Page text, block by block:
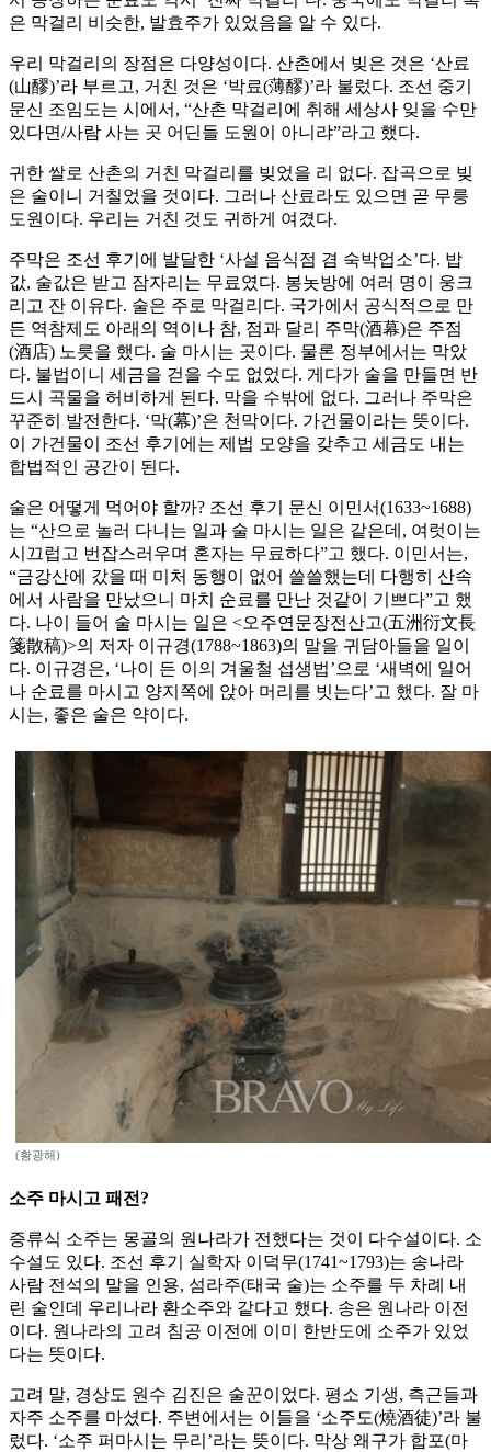
은 막걸리 비슷한, 발효주가 있었음을 알 수 있다.
우리 막걸리의 장점은 다양성이다. 산촌에서 빚은 것은 ‘산료
(山醪)’라 부르고, 거친 것은 ‘박료(薄醪)’라 불렀다. 조선 중기
문신 조임도는 시에서, “산촌 막걸리에 취해 세상사 잊을 수만
있다면/사람 사는 곳 어딘들 도원이 아니랴”라고 했다.
귀한 쌀로 산촌의 거친 막걸리를 빚었을 리 없다. 잡곡으로 빚
은 술이니 거칠었을 것이다. 그러나 산료라도 있으면 곧 무릉
도원이다. 우리는 거친 것도 귀하게 여겼다.
주막은 조선 후기에 발달한 ‘사설 음식점 겸 숙박업소’다. 밥
값, 술값은 받고 잠자리는 무료였다. 봉놋방에 여러 명이 웅크
리고 잔 이유다. 술은 주로 막걸리다. 국가에서 공식적으로 만
든 역참제도 아래의 역이나 참, 점과 달리 주막(酒幕)은 주점
(酒店) 노릇을 했다. 술 마시는 곳이다. 물론 정부에서는 막았
다. 불법이니 세금을 걷을 수도 없었다. 게다가 술을 만들면 반
드시 곡물을 허비하게 된다. 막을 수밖에 없다. 그러나 주막은
꾸준히 발전한다. ‘막(幕)’은 천막이다. 가건물이라는 뜻이다.
이 가건물이 조선 후기에는 제법 모양을 갖추고 세금도 내는
합법적인 공간이 된다.
술은 어떻게 먹어야 할까? 조선 후기 문신 이민서(1633~1688)
는 “산으로 놀러 다니는 일과 술 마시는 일은 같은데, 여럿이는
시끄럽고 번잡스러우며 혼자는 무료하다”고 했다. 이민서는,
“금강산에 갔을 때 미처 동행이 없어 쓸쓸했는데 다행히 산속
에서 사람을 만났으니 마치 순료를 만난 것같이 기쁘다”고 했
다. 나이 들어 술 마시는 일은 <오주연문장전산고(五洲衍文長
箋散稿)>의 저자 이규경(1788~1863)의 말을 귀담아들을 일이
다. 이규경은, ‘나이 든 이의 겨울철 섭생법’으로 ‘새벽에 일어
나 순료를 마시고 양지쪽에 앉아 머리를 빗는다’고 했다. 잘 마
시는, 좋은 술은 약이다.
(황광해)
소주 마시고 패전?
증류식 소주는 몽골의 원나라가 전했다는 것이 다수설이다. 소
수설도 있다. 조선 후기 실학자 이덕무(1741~1793)는 송나라
사람 전석의 말을 인용, 섬라주(태국 술)는 소주를 두 차례 내
린 술인데 우리나라 환소주와 같다고 했다. 송은 원나라 이전
이다. 원나라의 고려 침공 이전에 이미 한반도에 소주가 있었
다는 뜻이다.
고려 말, 경상도 원수 김진은 술꾼이었다. 평소 기생, 측근들과
자주 소주를 마셨다. 주변에서는 이들을 ‘소주도(燒酒徒)’라 불
렀다. ‘소주 퍼마시는 무리’라는 뜻이다. 막상 왜구가 합포(마